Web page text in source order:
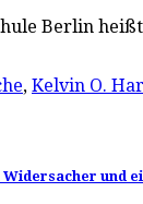
Berlin
, Kelvin O.
und